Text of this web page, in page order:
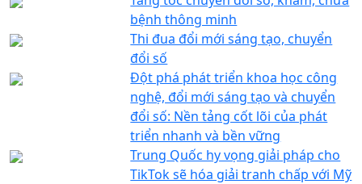
bệnh thông minh
Thi đua đổi mới sáng tạo, chuyển
đổi số
Đột phá phát triển khoa học công
nghệ, đổi mới sáng tạo và chuyển
đổi số: Nền tảng cốt lõi của phát
triển nhanh và bền vững
Trung Quốc hy vọng giải pháp cho
TikTok sẽ hóa giải tranh chấp với Mỹ